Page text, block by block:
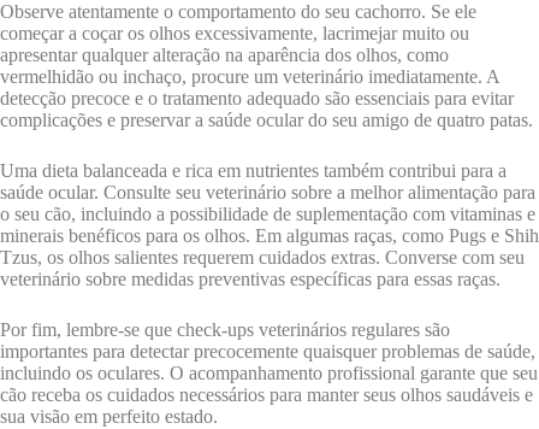
Observe atentamente o comportamento do seu cachorro. Se ele
começar a coçar os olhos excessivamente, lacrimejar muito ou
apresentar qualquer alteração na aparência dos olhos, como
vermelhidão ou inchaço, procure um veterinário imediatamente. A
detecção precoce e o tratamento adequado são essenciais para evitar
complicações e preservar a saúde ocular do seu amigo de quatro patas.
Uma dieta balanceada e rica em nutrientes também contribui para a
saúde ocular. Consulte seu veterinário sobre a melhor alimentação para
o seu cão, incluindo a possibilidade de suplementação com vitaminas e
minerais benéficos para os olhos. Em algumas raças, como Pugs e Shih
Tzus, os olhos salientes requerem cuidados extras. Converse com seu
veterinário sobre medidas preventivas específicas para essas raças.
Por fim, lembre-se que check-ups veterinários regulares são
importantes para detectar precocemente quaisquer problemas de saúde,
incluindo os oculares. O acompanhamento profissional garante que seu
cão receba os cuidados necessários para manter seus olhos saudáveis e
sua visão em perfeito estado.